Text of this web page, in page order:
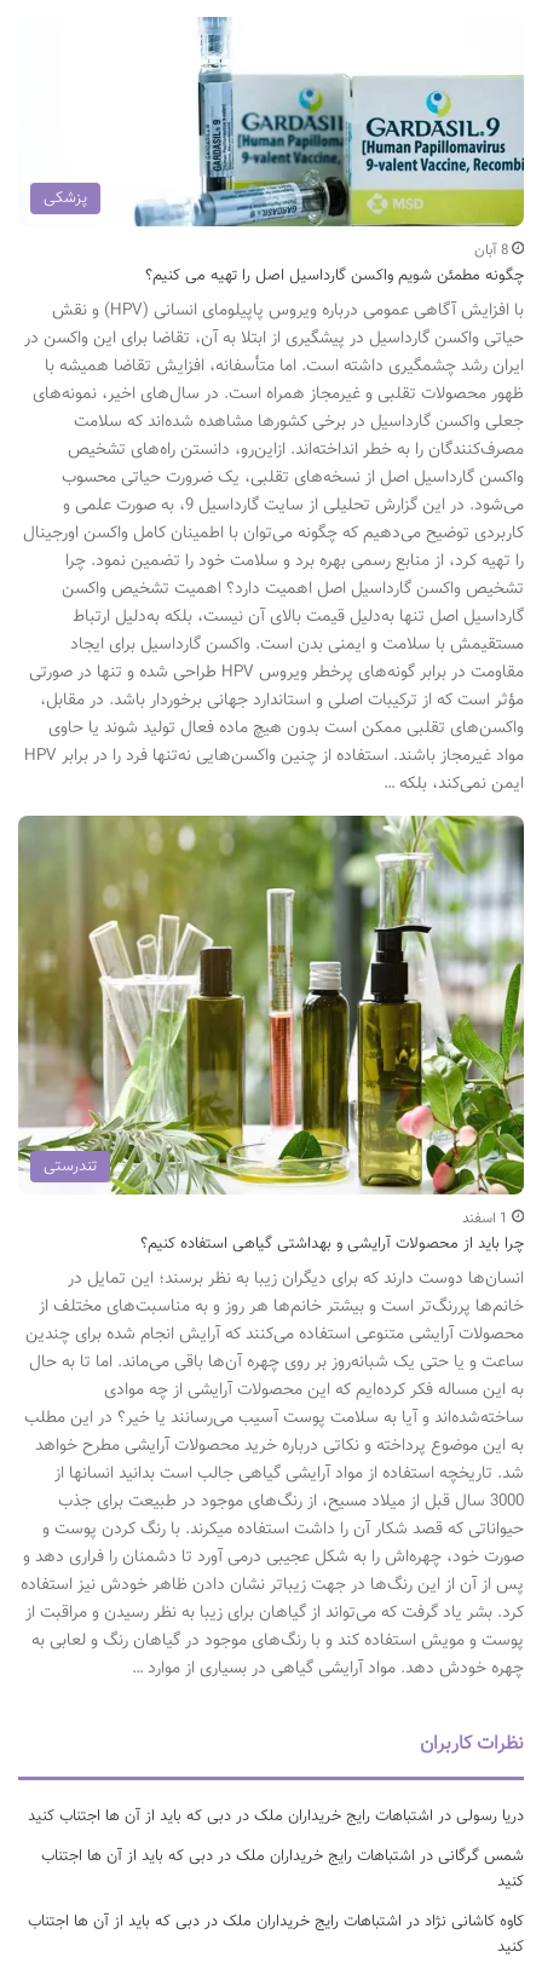
پزشکی
8 آبان
چگونه مطمئن شویم واکسن گارداسیل اصل را تهیه می کنیم؟
با افزایش آگاهی عمومی درباره ویروس پاپیلومای انسانی (HPV) و نقش
حیاتی واکسن گارداسیل در پیشگیری از ابتلا به آن، تقاضا برای این واکسن در
ایران رشد چشمگیری داشته است. اما متأسفانه، افزایش تقاضا همیشه با
ظهور محصولات تقلبی و غیرمجاز همراه است. در سال‌های اخیر، نمونه‌های
جعلی واکسن گارداسیل در برخی کشورها مشاهده شده‌اند که سلامت
مصرف‌کنندگان را به خطر انداخته‌اند. ازاین‌رو، دانستن راه‌های تشخیص
واکسن گارداسیل اصل از نسخه‌های تقلبی، یک ضرورت حیاتی محسوب
می‌شود. در این گزارش تحلیلی از سایت گارداسیل 9، به صورت علمی و
کاربردی توضیح می‌دهیم که چگونه می‌توان با اطمینان کامل واکسن اورجینال
را تهیه کرد، از منابع رسمی بهره برد و سلامت خود را تضمین نمود. چرا
تشخیص واکسن گارداسیل اصل اهمیت دارد؟ اهمیت تشخیص واکسن
گارداسیل اصل تنها به‌دلیل قیمت بالای آن نیست، بلکه به‌دلیل ارتباط
مستقیمش با سلامت و ایمنی بدن است. واکسن گارداسیل برای ایجاد
مقاومت در برابر گونه‌های پرخطر ویروس HPV طراحی شده و تنها در صورتی
مؤثر است که از ترکیبات اصلی و استاندارد جهانی برخوردار باشد. در مقابل،
واکسن‌های تقلبی ممکن است بدون هیچ ماده فعال تولید شوند یا حاوی
مواد غیرمجاز باشند. استفاده از چنین واکسن‌هایی نه‌تنها فرد را در برابر HPV
ایمن نمی‌کند، بلکه …
تندرستی
1 اسفند
چرا باید از محصولات آرایشی و بهداشتی گیاهی استفاده کنیم؟
انسان‌ها دوست دارند که برای دیگران زیبا به نظر برسند؛ این تمایل در
خانم‌ها پررنگ‌تر است و بیشتر خانم‌ها هر روز و به مناسبت‌های مختلف از
محصولات آرایشی متنوعی استفاده می‌کنند که آرایش انجام شده برای چندین
ساعت و یا حتی یک شبانه‌روز بر روی چهره آن‌ها باقی می‌ماند. اما تا به حال
به این مساله فکر کرده‌ایم که این محصولات آرایشی از چه موادی
ساخته‌شده‌اند و آیا به سلامت پوست آسیب می‌رسانند یا خیر؟ در این مطلب
به این موضوع پرداخته و نکاتی درباره خرید محصولات آرایشی مطرح خواهد
شد. تاریخچه استفاده از مواد آرایشی گیاهی جالب است بدانید انسانها از
3000 سال قبل از میلاد مسیح، از رنگ‌های موجود در طبیعت برای جذب
حیواناتی که قصد شکار آن را داشت استفاده می‎کرند. با رنگ کردن پوست و
صورت خود، چهره‌اش را به شکل عجیبی درمی آورد تا دشمنان را فراری دهد و
پس از آن از این رنگ‌ها در جهت زیباتر نشان دادن ظاهر خودش نیز استفاده
کرد. بشر یاد گرفت که می‌تواند از گیاهان برای زیبا به نظر رسیدن و مراقبت از
پوست و مویش استفاده کند و با رنگ‌های موجود در گیاهان رنگ و لعابی به
چهره خودش دهد. مواد آرایشی گیاهی در بسیاری از موارد …
نظرات کاربران
دریا رسولی در اشتباهات رایج خریداران ملک در دبی که باید از آن ها اجتناب کنید
شمس گرگانی در اشتباهات رایج خریداران ملک در دبی که باید از آن ها اجتناب
کنید
کاوه کاشانی نژاد در اشتباهات رایج خریداران ملک در دبی که باید از آن ها اجتناب
کنید